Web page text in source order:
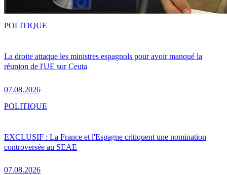
La droite attaque les ministres espagnols pour avoir manqué la
réunion de l'UE sur Ceuta
07.08.2026
POLITIQUE
EXCLUSIF : La France et l'Espagne critiquent une nomination
controversée au SEAE
07.08.2026
POLITIQUE